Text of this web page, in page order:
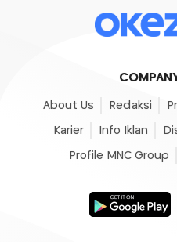
About Us Redaksi
Karier Info Iklan
Profile MNC Group